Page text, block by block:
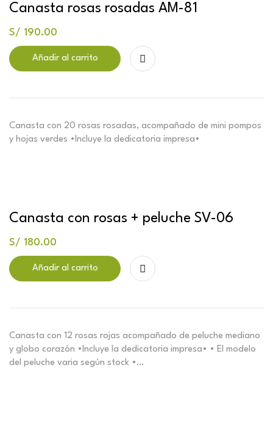
Canasta rosas rosadas AM-81
S/ 190.00
Añadir al carrito
Canasta con 20 rosas rosadas, acompañado de mini pompos
y hojas verdes •Incluye la dedicatoria impresa•
Canasta con rosas + peluche SV-06
S/ 180.00
Añadir al carrito
Canasta con 12 rosas rojas acompañado de peluche mediano
y globo corazón •Incluye la dedicatoria impresa• • El modelo
del peluche varia según stock •…